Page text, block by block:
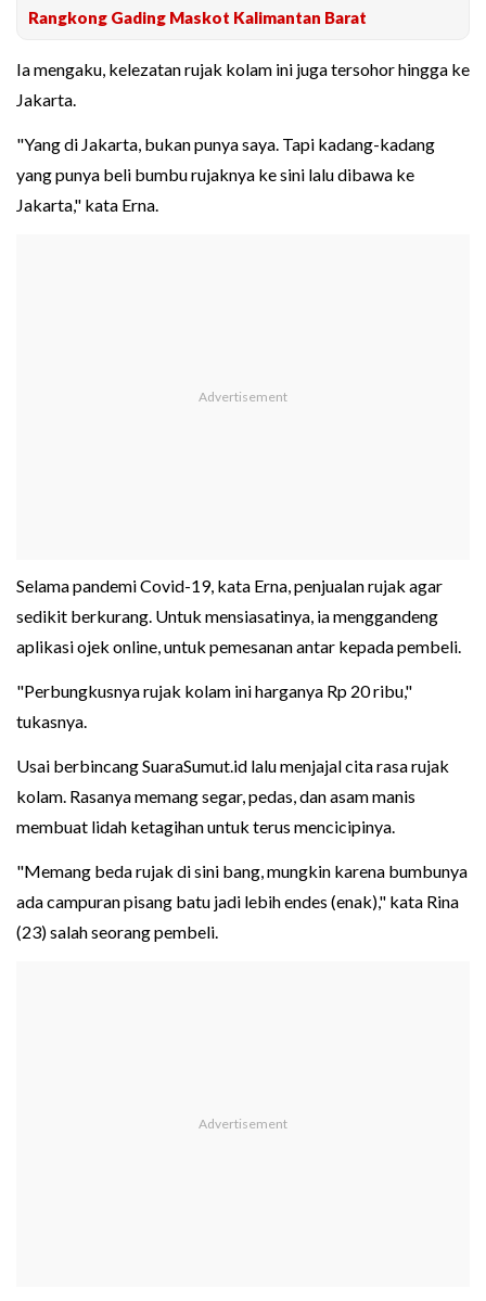
Rangkong Gading Maskot Kalimantan Barat
Ia mengaku, kelezatan rujak kolam ini juga tersohor hingga ke
Jakarta.
"Yang di Jakarta, bukan punya saya. Tapi kadang-kadang
yang punya beli bumbu rujaknya ke sini lalu dibawa ke
Jakarta," kata Erna.
Selama pandemi Covid-19, kata Erna, penjualan rujak agar
sedikit berkurang. Untuk mensiasatinya, ia menggandeng
aplikasi ojek online, untuk pemesanan antar kepada pembeli.
"Perbungkusnya rujak kolam ini harganya Rp 20 ribu,"
tukasnya.
Usai berbincang SuaraSumut.id lalu menjajal cita rasa rujak
kolam. Rasanya memang segar, pedas, dan asam manis
membuat lidah ketagihan untuk terus mencicipinya.
"Memang beda rujak di sini bang, mungkin karena bumbunya
ada campuran pisang batu jadi lebih endes (enak)," kata Rina
(23) salah seorang pembeli.